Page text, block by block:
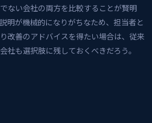
ない会社の両方を比較することが賢明
明が機械的になりがちなため、担当者と
改善のアドバイスを得たい場合は、従来
社も選択肢に残しておくべきだろう。